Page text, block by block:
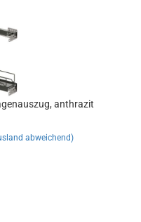
anthrazit
abweichend)